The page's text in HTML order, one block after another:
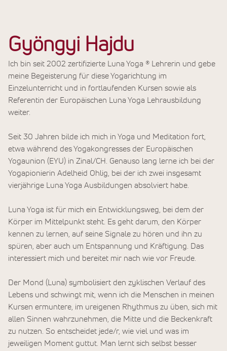
Gyöngyi Hajdu
Ich bin seit 2002 zertifizierte Luna Yoga ® Lehrerin und gebe
meine Begeisterung für diese Yogarichtung im
Einzelunterricht und in fortlaufenden Kursen sowie als
Referentin der Europäischen Luna Yoga Lehrausbildung
weiter.
Seit 30 Jahren bilde ich mich in Yoga und Meditation fort,
etwa während des Yogakongresses der Europäischen
Yogaunion (EYU) in Zinal/CH. Genauso lang lerne ich bei der
Yogapionierin Adelheid Ohlig, bei der ich zwei insgesamt
vierjährige Luna Yoga Ausbildungen absolviert habe.
Luna Yoga ist für mich ein Entwicklungsweg, bei dem der
Körper im Mittelpunkt steht. Es geht darum, den Körper
kennen zu lernen, auf seine Signale zu hören und ihn zu
spüren, aber auch um Entspannung und Kräftigung. Das
interessiert mich und bereitet mir nach wie vor Freude.
Der Mond (Luna) symbolisiert den zyklischen Verlauf des
Lebens und schwingt mit, wenn ich die Menschen in meinen
Kursen ermuntere, im ureigenen Rhythmus zu üben, sich mit
allen Sinnen wahrzunehmen, die Mitte und die Beckenkraft
zu nutzen. So entscheidet jede/r, wie viel und was im
jeweiligen Moment guttut. Man lernt sich selbst besser